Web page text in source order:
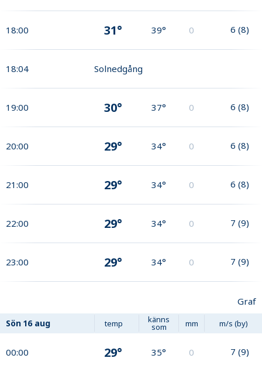
18:00 31° 39° 0 6 (8)
18:04 Solnedgång
19:00 30° 37° 0 6 (8)
20:00 29° 34° 0 6 (8)
21:00 29° 34° 0 6 (8)
22:00 29° 34° 0 7 (9)
23:00 29° 34° 0 7 (9)
Graf
Sön 16 aug temp känns
som mm m/s (by)
00:00 29° 35° 0 7 (9)